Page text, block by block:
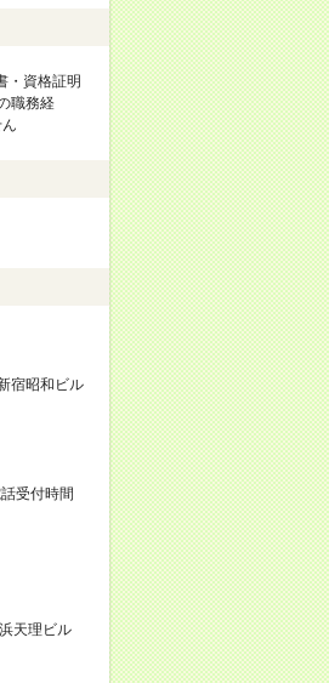
・資格証明
職務経
宿昭和ビル
受付時間
天理ビル